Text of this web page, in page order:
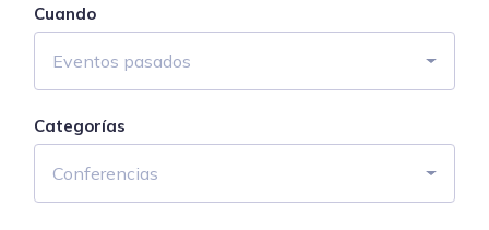
Cuando
Eventos pasados
Categorías
Conferencias